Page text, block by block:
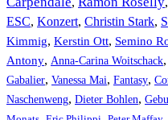
ESC, Konzert, Christin Stark,
Kimmig, Kerstin Ott, Semino
Antony, Anna-Carina Woitschack,
Gabalier, Vanessa Mai, Fantasy,
Naschenweng, Dieter Bohlen,